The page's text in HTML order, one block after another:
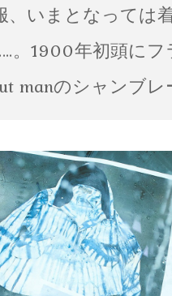
、いまとなっては
。1900年初頭に
manのシャンブ